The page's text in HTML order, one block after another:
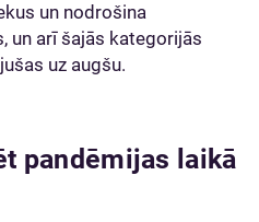
un nodrošina
un arī šajās kategorijās
uz augšu.
pandēmijas laikā